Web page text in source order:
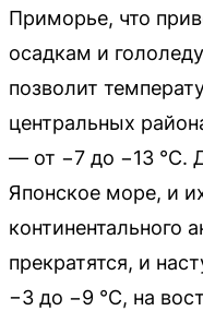
Приморье, что
осадкам и
позволит
центральных
— от −7 до −13 °C.
Японское море, и
континентального
прекратятся, и
−3 до −9 °C, на